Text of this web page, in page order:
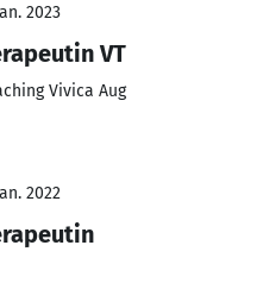
2023
VT
Vivica Aug
2022